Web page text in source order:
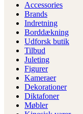
Accessories
Brands
Indretning
Borddækning
Udforsk butik
Tilbud
Juleting
Figurer
Kameraer
Dekorationer
Diktafoner
Møbler